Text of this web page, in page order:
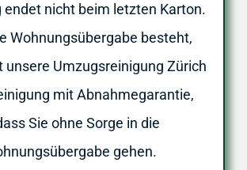
endet nicht beim letzten Karton.
Wohnungsübergabe besteht,
unsere Umzugsreinigung Zürich
mit Abnahmegarantie,
Sie ohne Sorge in die
gehen.